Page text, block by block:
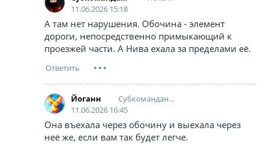
11.06.2026 15:18
А там нет нарушения. Обочина - элемент
дороги, непосредственно примыкающий к
проезжей части. А Нива ехала за пределами её.
Йоганн
Cубкоманданте Маркос
11.06.2026 16:45
Она въехала через обочину и выехала через
неё же, если вам так будет легче.